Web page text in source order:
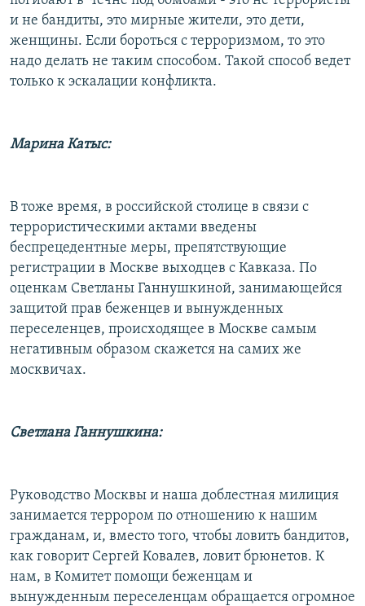
и не бандиты, это мирные жители, это дети,
женщины. Если бороться с терроризмом, то это
надо делать не таким способом. Такой способ ведет
только к эскалации конфликта.
Марина Катыс:
В тоже время, в российской столице в связи с
террористическими актами введены
беспрецедентные меры, препятствующие
регистрации в Москве выходцев с Кавказа. По
оценкам Светланы Ганнушкиной, занимающейся
защитой прав беженцев и вынужденных
переселенцев, происходящее в Москве самым
негативным образом скажется на самих же
москвичах.
Светлана Ганнушкина:
Руководство Москвы и наша доблестная милиция
занимается террором по отношению к нашим
гражданам, и, вместо того, чтобы ловить бандитов,
как говорит Сергей Ковалев, ловит брюнетов. К
нам, в Комитет помощи беженцам и
вынужденным переселенцам обращается огромное